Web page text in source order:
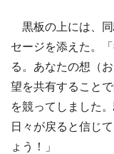
黒板の上には、
セージを添えた。
る。あなたの想（
望を共有すること
を競ってしました
日々が戻ると信じ
ょう！」